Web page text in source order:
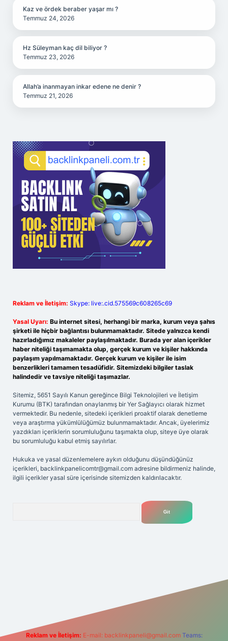
Kaz ve ördek beraber yaşar mı ?
Temmuz 24, 2026
Hz Süleyman kaç dil biliyor ?
Temmuz 23, 2026
Allah’a inanmayan inkar edene ne denir ?
Temmuz 21, 2026
Reklam ve İletişim: Skype: live:.cid.575569c608265c69
Yasal Uyarı: Bu internet sitesi, herhangi bir marka, kurum veya şahıs
şirketi ile hiçbir bağlantısı bulunmamaktadır. Sitede yalnızca kendi
hazırladığımız makaleler paylaşılmaktadır. Burada yer alan içerikler
haber niteliği taşımamakta olup, gerçek kurum ve kişiler hakkında
paylaşım yapılmamaktadır. Gerçek kurum ve kişiler ile isim
benzerlikleri tamamen tesadüfidir. Sitemizdeki bilgiler taslak
halindedir ve tavsiye niteliği taşımazlar.
Sitemiz, 5651 Sayılı Kanun gereğince Bilgi Teknolojileri ve İletişim
Kurumu (BTK) tarafından onaylanmış bir Yer Sağlayıcı olarak hizmet
vermektedir. Bu nedenle, sitedeki içerikleri proaktif olarak denetleme
veya araştırma yükümlülüğümüz bulunmamaktadır. Ancak, üyelerimiz
yazdıkları içeriklerin sorumluluğunu taşımakta olup, siteye üye olarak
bu sorumluluğu kabul etmiş sayılırlar.
Hukuka ve yasal düzenlemelere aykırı olduğunu düşündüğünüz
içerikleri, backlinkpanelicomtr@gmail.com adresine bildirmeniz halinde,
ilgili içerikler yasal süre içerisinde sitemizden kaldırılacaktır.
Reklam ve İletişim: E-mail: backlinkpaneli@gmail.com Teams: